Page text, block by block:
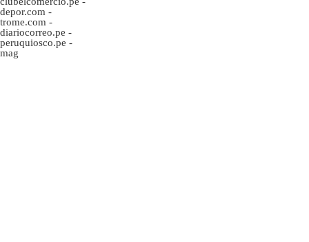
depor.com -
trome.com -
diariocorreo.pe -
peruquiosco.pe -
mag